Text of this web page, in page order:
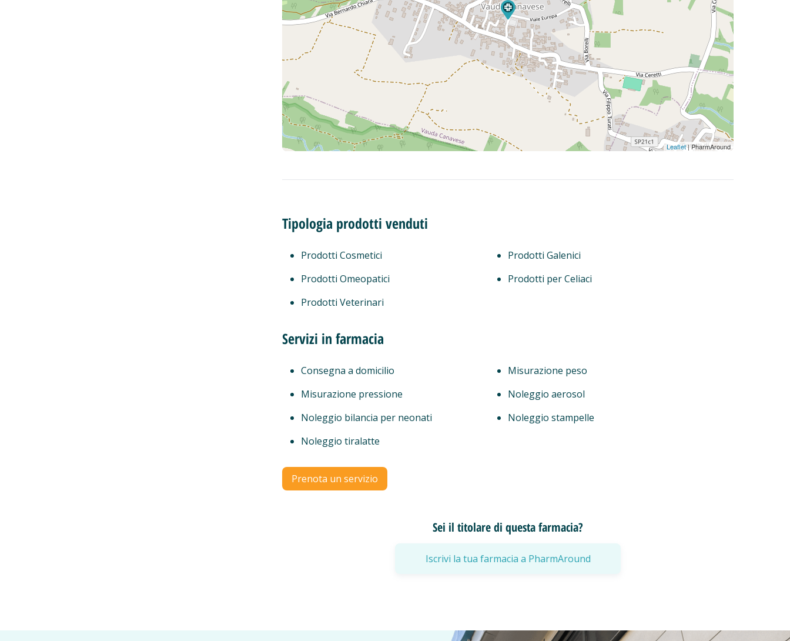
Leaflet| PharmAround
Tipologia prodotti venduti
Prodotti Cosmetici
Prodotti Galenici
Prodotti Omeopatici
Prodotti per Celiaci
Prodotti Veterinari
Servizi in farmacia
Consegna a domicilio
Misurazione peso
Misurazione pressione
Noleggio aerosol
Noleggio bilancia per neonati
Noleggio stampelle
Noleggio tiralatte
Prenota un servizio
Sei il titolare di questa farmacia?
Iscrivi la tua farmacia a PharmAround